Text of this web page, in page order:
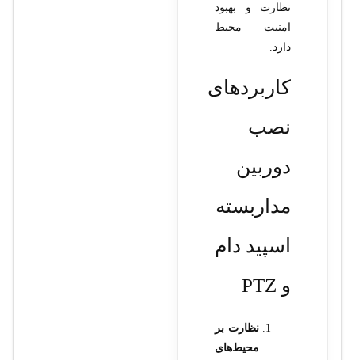
نظارت و بهبود
امنیت محیط
دارد.
کاربردهای
نصب
دوربین
مداربسته
اسپید دام
و PTZ
نظارت بر
محیط‌های